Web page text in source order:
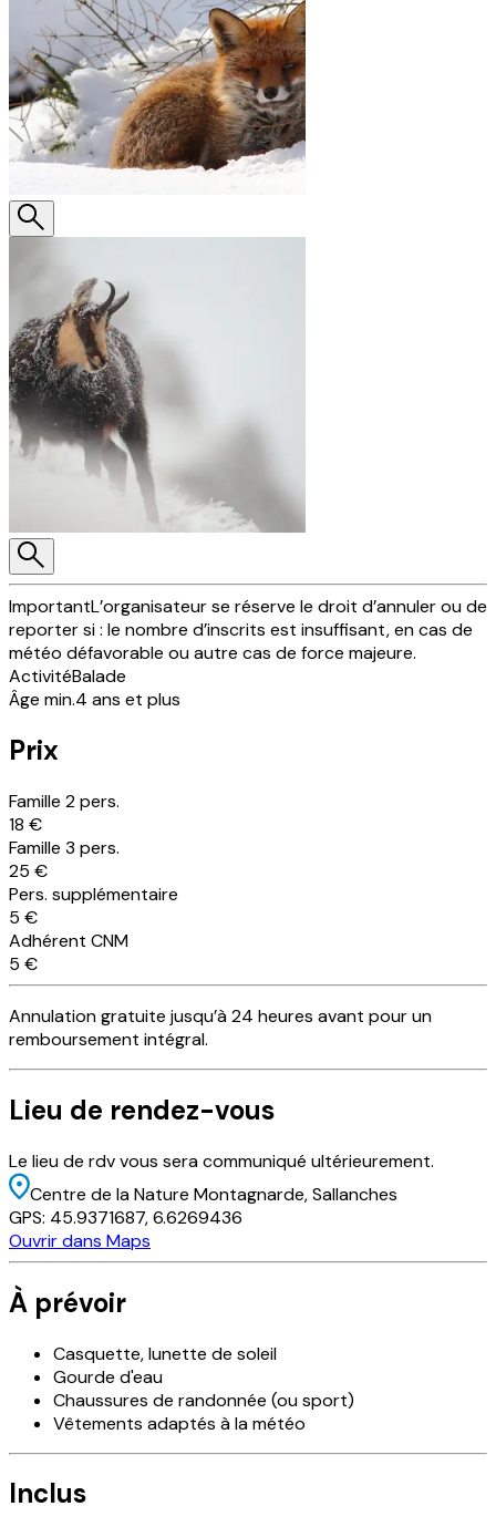
ImportantL’organisateur se réserve le droit d’annuler ou de
reporter si : le nombre d’inscrits est insuffisant, en cas de
météo défavorable ou autre cas de force majeure.
ActivitéBalade
Âge min.4 ans et plus
Prix
Famille 2 pers.
18 €
Famille 3 pers.
25 €
Pers. supplémentaire
5 €
Adhérent CNM
5 €
Annulationgratuite jusqu’à 24 heures avant pour un
remboursement intégral.
Lieu de rendez-vous
Le lieu de rdv vous sera communiqué ultérieurement.
Centre de la Nature Montagnarde, Sallanches
GPS: 45.9371687,6.6269436
Ouvrir dans Maps
À prévoir
Casquette, lunette de soleil
Gourde d'eau
Chaussures de randonnée (ou sport)
Vêtements adaptés à la météo
Inclus